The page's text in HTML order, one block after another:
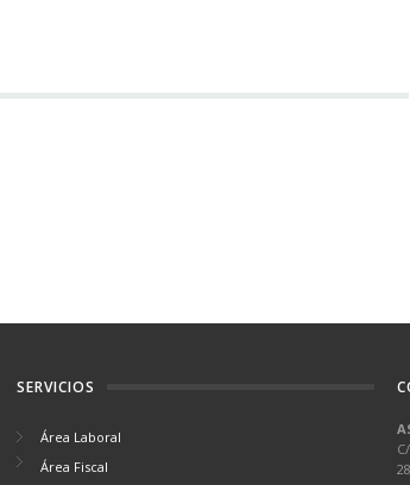
SERVICIOS
Área Laboral
Área Fiscal